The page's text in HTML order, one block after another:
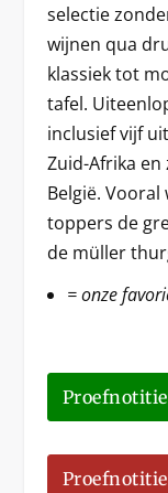
selectie
wijnen qua
klassiek tot
tafel.
inclusief vijf
Zuid-Afrika
België.
toppers de
de müller
= onze